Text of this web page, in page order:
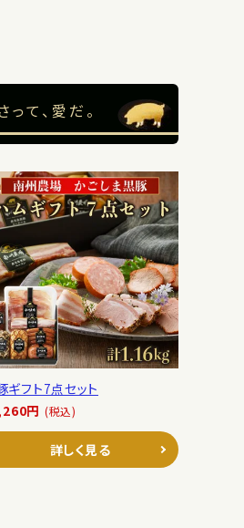
って、愛だ。
ギフト7点セット
円 (税込)
詳しく見る